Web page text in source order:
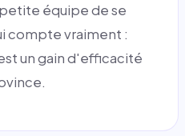
équipe de se
compte vraiment :
un gain d'efficacité